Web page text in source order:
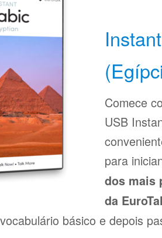
Comece
USB
para
dos mais
da
básico e depois